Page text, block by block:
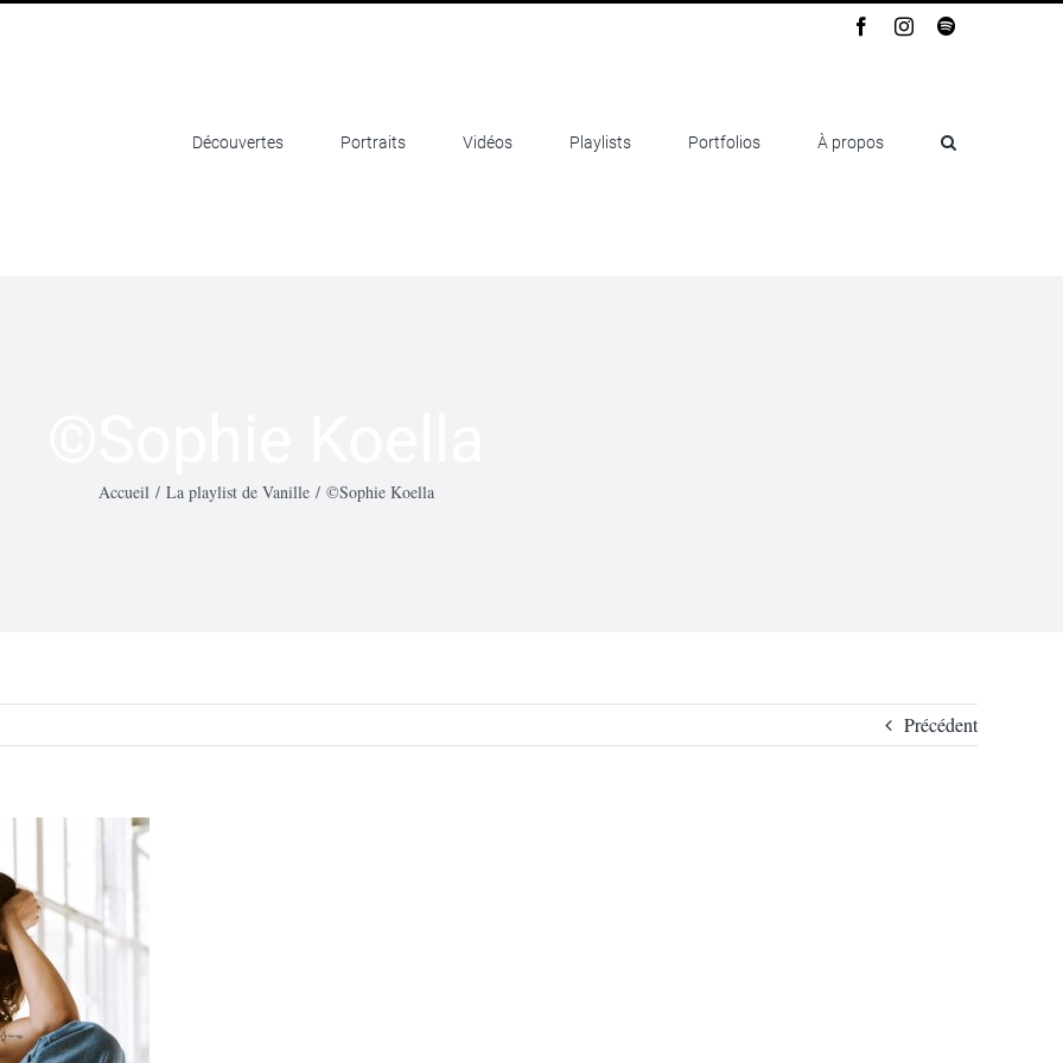
FacebookInstagram
Découvertes Portraits Vidéos Playlists Portfolios À propos
Accueil / La playlist de Vanille / ©Sophie Koella
Précédent